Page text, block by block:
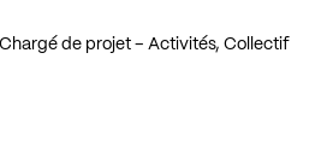
de projet – Activités, Collectif